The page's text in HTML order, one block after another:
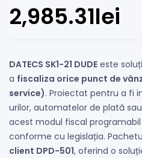
2,985.31lei
DATECS SK1-21 DUDE este
a fiscaliza orice punct de
service). Proiectat pentru a fi
urilor, automatelor de plată
acest modul fiscal
conforme cu legislația.
client DPD-501, oferind o